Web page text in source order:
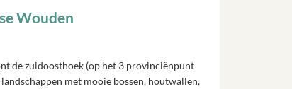
Wouden
de zuidoosthoek (op het 3 provinciënpunt
met mooie bossen, houtwallen,